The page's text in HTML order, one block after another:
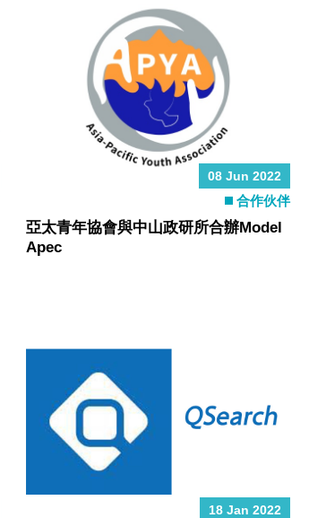
08 Jun 2022
合作伙伴
亞太青年協會與中山政研所合辦Model
Apec
18 Jan 2022